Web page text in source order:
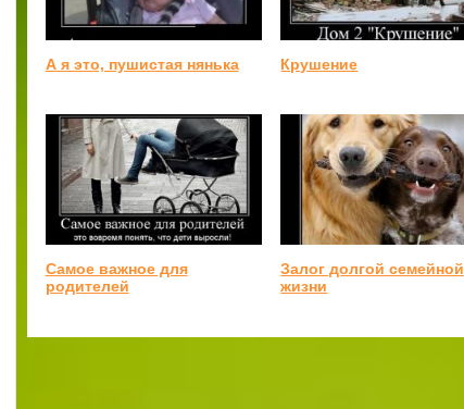
А я это, пушистая нянька Крушение
Самое важное для
родителей
Залог долгой семейной
жизни